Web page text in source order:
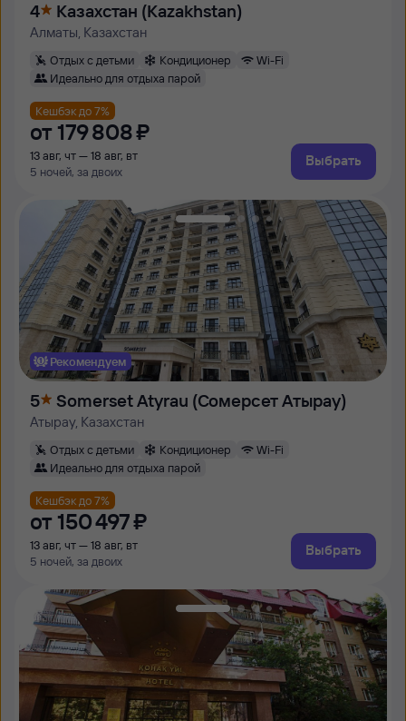
4 Казахстан (Kazakhstan)
Алматы, Казахстан
Отдых с детьми Кондиционер
Wi-Fi
Идеально для отдыха парой
Кешбэк до 7%
от 179 ⁠808 ⁠₽
13 авг, чт — 18 авг, вт
5 ночей, за двоих
Выбрать
Рекомендуем
5 Somerset Atyrau (Сомерсет Атырау)
Атырау, Казахстан
Отдых с детьми Кондиционер
Wi-Fi
Идеально для отдыха парой
Кешбэк до 7%
от 150 ⁠497 ⁠₽
13 авг, чт — 18 авг, вт
5 ночей, за двоих
Выбрать